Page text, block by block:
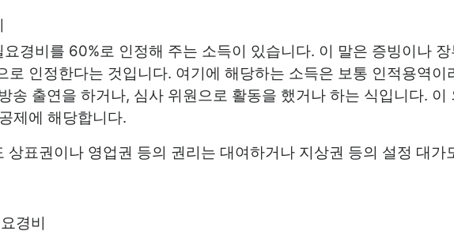
경비를 60%로 인정해 주는 소득이 있습니다. 이 말은 증빙이나
로 인정한다는 것입니다. 여기에 해당하는 소득은 보통 인적용역
송 출연을 하거나, 심사 위원으로 활동을 했거나 하는 식입니다.
제에 해당합니다.
상표권이나 영업권 등의 권리는 대여하거나 지상권 등의 설정 대가
경비